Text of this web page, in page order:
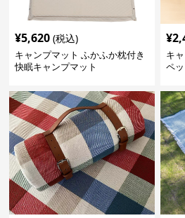
¥5,620 (税込)
キャンプマット ふかふか枕付き
快眠キャンプマット
¥
キ
ペ